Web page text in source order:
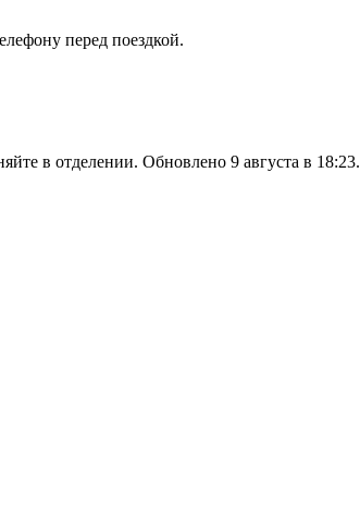
перед поездкой.
в отделении. Обновлено 9 августа в 18:23.